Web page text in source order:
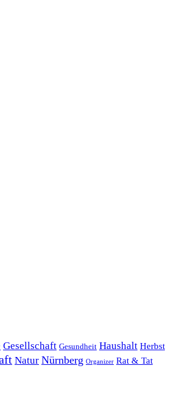
Gesellschaft Gesundheit Haushalt Herbst
Natur Nürnberg Organizer Rat & Tat